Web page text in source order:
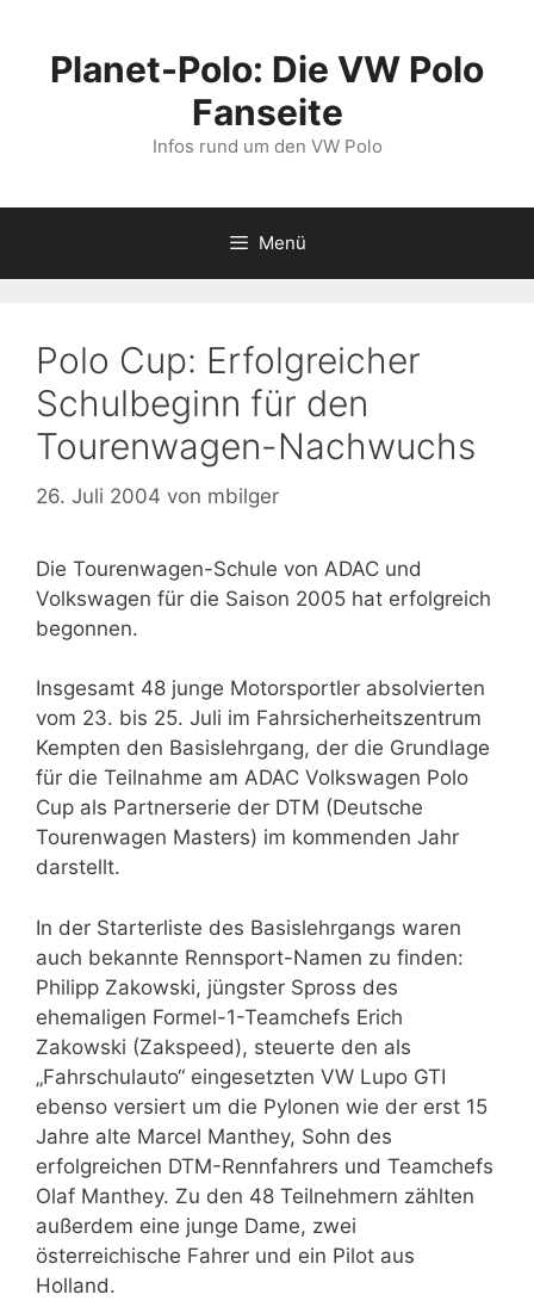
springenPlanet-Polo: Die VW Polo
Fanseite
Infos rund um den VW Polo
Menü
Polo Cup: Erfolgreicher
Schulbeginn für den
Tourenwagen-Nachwuchs
26. Juli 2004 von mbilger
Die Tourenwagen-Schule von ADAC und
Volkswagen für die Saison 2005 hat erfolgreich
begonnen.
Insgesamt 48 junge Motorsportler absolvierten
vom 23. bis 25. Juli im Fahrsicherheitszentrum
Kempten den Basislehrgang, der die Grundlage
für die Teilnahme am ADAC Volkswagen Polo
Cup als Partnerserie der DTM (Deutsche
Tourenwagen Masters) im kommenden Jahr
darstellt.
In der Starterliste des Basislehrgangs waren
auch bekannte Rennsport-Namen zu finden:
Philipp Zakowski, jüngster Spross des
ehemaligen Formel-1-Teamchefs Erich
Zakowski (Zakspeed), steuerte den als
„Fahrschulauto“ eingesetzten VW Lupo GTI
ebenso versiert um die Pylonen wie der erst 15
Jahre alte Marcel Manthey, Sohn des
erfolgreichen DTM-Rennfahrers und Teamchefs
Olaf Manthey. Zu den 48 Teilnehmern zählten
außerdem eine junge Dame, zwei
österreichische Fahrer und ein Pilot aus
Holland.